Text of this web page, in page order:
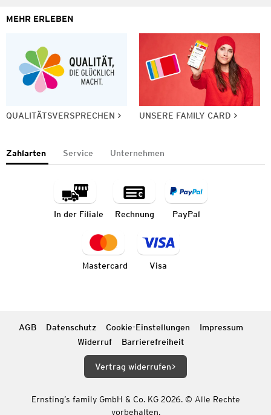
MEHR ERLEBEN
QUALITÄTSVERSPRECHEN UNSERE FAMILY CARD
Zahlarten Service Unternehmen
In der Filiale Rechnung PayPal
Mastercard Visa
AGB Datenschutz Cookie-Einstellungen
Impressum
Widerruf
Barrierefreiheit
Vertrag widerrufen
Ernsting’s family GmbH & Co. KG 2026. © Alle Rechte
vorbehalten.